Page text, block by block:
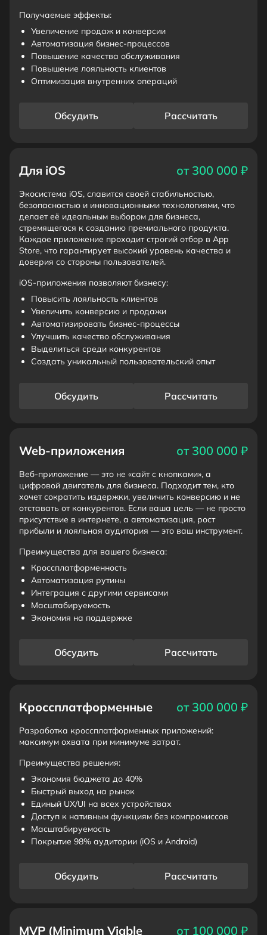
Получаемые эффекты:
Увеличение продаж и конверсии
Автоматизация бизнес-процессов
Повышение качества обслуживания
Повышение лояльность клиентов
Оптимизация внутренних операций
Обсудить Рассчитать
Для iOS от 300 000 ₽
Экосистема iOS, славится своей стабильностью,
безопасностью и инновационными технологиями, что
делает её идеальным выбором для бизнеса,
стремящегося к созданию премиального продукта.
Каждое приложение проходит строгий отбор в App
Store, что гарантирует высокий уровень качества и
доверия со стороны пользователей.
iOS-приложения позволяют бизнесу:
Повысить лояльность клиентов
Увеличить конверсию и продажи
Автоматизировать бизнес-процессы
Улучшить качество обслуживания
Выделиться среди конкурентов
Создать уникальный пользовательский опыт
Обсудить Рассчитать
Web-приложения от 300 000 ₽
Веб-приложение — это не «сайт с кнопками», а
цифровой двигатель для бизнеса. Подходит тем, кто
хочет сократить издержки, увеличить конверсию и не
отставать от конкурентов. Если ваша цель — не просто
присутствие в интернете, а автоматизация, рост
прибыли и лояльная аудитория — это ваш инструмент.
Преимущества для вашего бизнеса:
Кроссплатформенность
Автоматизация рутины
Интеграция с другими сервисами
Масштабируемость
Экономия на поддержке
Обсудить Рассчитать
Кроссплатформенные от 300 000 ₽
Разработка кроссплатформенных приложений:
максимум охвата при минимуме затрат.
Преимущества решения:
Экономия бюджета до 40%
Быстрый выход на рынок
Единый UX/UI на всех устройствах
Доступ к нативным функциям без компромиссов
Масштабируемость
Покрытие 98% аудитории (iOS и Android)
Обсудить Рассчитать
MVP (Minimum Viable от 100 000 ₽